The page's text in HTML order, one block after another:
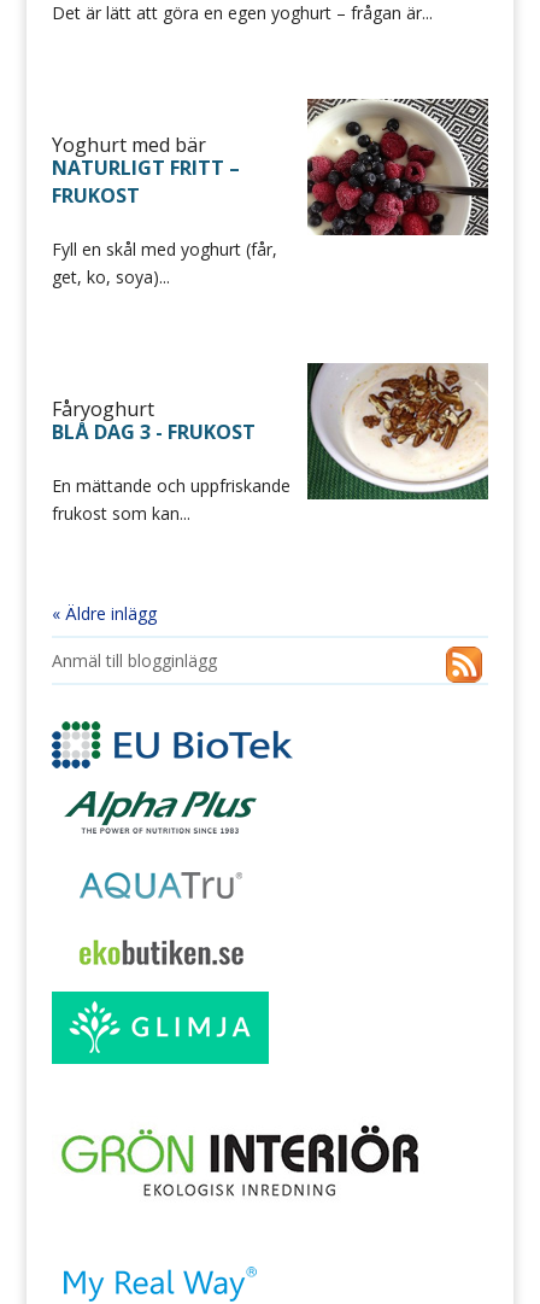
Det är lätt att göra en egen yoghurt – frågan är...
Yoghurt med bär
NATURLIGT FRITT –
FRUKOST
Fyll en skål med yoghurt (får,
get, ko, soya)...
Fåryoghurt
BLÅ DAG 3 - FRUKOST
En mättande och uppfriskande
frukost som kan...
« Äldre inlägg
Anmäl till blogginlägg